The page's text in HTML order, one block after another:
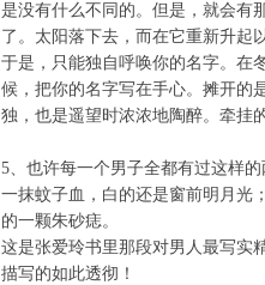
是没有什么不同的。但是，就会有
了。太阳落下去，而在它重新升起
于是，只能独自呼唤你的名字。在
候，把你的名字写在手心。摊开的
独，也是遥望时浓浓地陶醉。牵挂
5、也许每一个男子全都有过这样
一抹蚊子血，白的还是窗前明月光
的一颗朱砂痣。
这是张爱玲书里那段对男人最写实
描写的如此透彻！